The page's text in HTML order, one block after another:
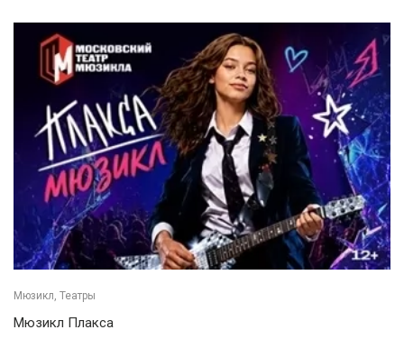
Мюзикл, Театры
Мюзикл Плакса